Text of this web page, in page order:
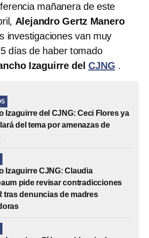
mañanera de este
Alejandro Gertz Manero
investigaciones van muy
días de haber tomado
Izaguirre delCJNG .
Izaguirre del CJNG: Ceci Flores ya
del tema por amenazas de
Izaguirre CJNG: Claudia
pide revisar contradicciones
tras denuncias de madres